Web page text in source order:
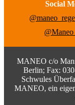
Social
MANEO c/o
Berlin; Fax:
Schwules
MANEO, ein